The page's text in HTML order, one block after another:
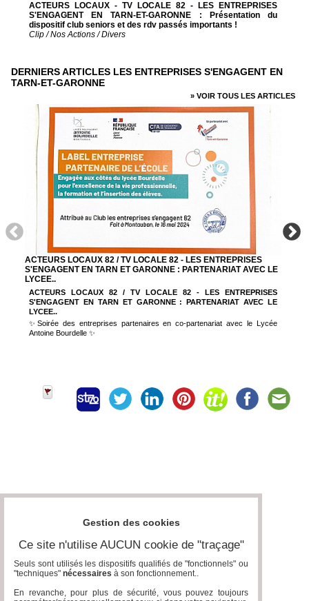
ACTEURS LOCAUX - TV LOCALE 82 - LES ENTREPRISES
S'ENGAGENT EN TARN-ET-GARONNE : Présentation du
dispositif club seniors et des rdv passés importants !
Clip / Nos Actions / Divers
DERNIERS ARTICLES LES ENTREPRISES S'ENGAGENT EN
TARN-ET-GARONNE
» VOIR TOUS LES ARTICLES
ACTEURS LOCAUX 82 / TV LOCALE 82 - LES ENTREPRISES
S'ENGAGENT EN TARN ET GARONNE : PARTENARIAT AVEC LE
LYCEE..
ACTEURS LOCAUX 82 / TV LOCALE 82 - LES ENTREPRISES
S'ENGAGENT EN TARN ET GARONNE : PARTENARIAT AVEC LE
LYCEE..
✨Soirée des entreprises partenaires en co-partenariat avec le Lycée
Antoine Bourdelle ✨
Gestion des cookies
Ce site n'utilise AUCUN cookie de "traçage"
Seuls sont utilisés les dispositifs qualifiés de "fonctionnels" ou
"techniques" nécessaires à son fonctionnement..
En revanche, pour plus de sécurité, vous pouvez toujours